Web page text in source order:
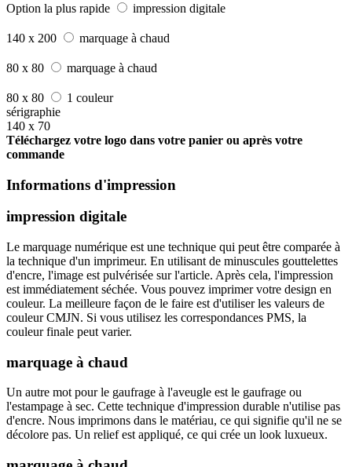
Option la plus rapide
impression digitale
140 x 200 marquage à chaud
80 x 80 marquage à chaud
80 x 80
1 couleur
sérigraphie
140 x 70
Téléchargez votre logo dans votre panier ou après votre
commande
Informations d'impression
impression digitale
Le marquage numérique est une technique qui peut être comparée à
la technique d'un imprimeur. En utilisant de minuscules gouttelettes
d'encre, l'image est pulvérisée sur l'article. Après cela, l'impression
est immédiatement séchée. Vous pouvez imprimer votre design en
couleur. La meilleure façon de le faire est d'utiliser les valeurs de
couleur CMJN. Si vous utilisez les correspondances PMS, la
couleur finale peut varier.
marquage à chaud
Un autre mot pour le gaufrage à l'aveugle est le gaufrage ou
l'estampage à sec. Cette technique d'impression durable n'utilise pas
d'encre. Nous imprimons dans le matériau, ce qui signifie qu'il ne se
décolore pas. Un relief est appliqué, ce qui crée un look luxueux.